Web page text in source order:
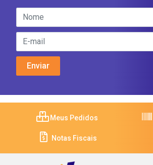
Meus Pedidos
Notas Fiscais